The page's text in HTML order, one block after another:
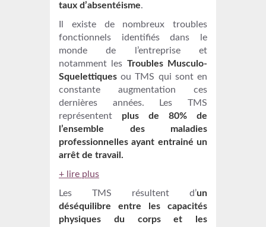
taux d’absentéisme.
Il existe de nombreux troubles
fonctionnels identifiés dans le
monde de l’entreprise et
notamment les Troubles Musculo-
Squelettiques ou TMS qui sont en
constante augmentation ces
dernières années. Les TMS
représentent plus de 80% de
l’ensemble des maladies
professionnelles ayant entrainé un
arrêt de travail.
+ lire plus
Les TMS résultent d’un
déséquilibre entre les capacités
physiques du corps et les